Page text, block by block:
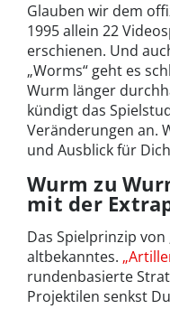
Glauben wir dem
1995 allein 22
erschienen. Und
„Worms“ geht es
Wurm länger
kündigt das
Veränderungen an.
und Ausblick für
Wurm zu
mit der
Das Spielprinzip
altbekanntes.
rundenbasierte
Projektilen senkst